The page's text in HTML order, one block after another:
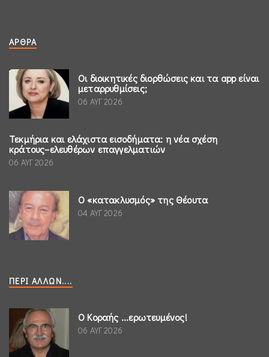
ΆΡΘΡΑ
Οι διοικητικές διορθώσεις και τα app είναι
μεταρρυθμίσεις;
06 ΑΥΓ 2026
Τεκμήρια και ελάχιστα εισοδήματα: η νέα σχέση
κράτους–ελευθέρων επαγγελματιών
06 ΑΥΓ 2026
Ο «κατακλυσμός» της Θέουτα
04 ΑΥΓ 2026
ΠΕΡΊ ΆΛΛΩΝ....
Ο Κοραής ...ερωτευμένος!
06 ΑΥΓ 2026